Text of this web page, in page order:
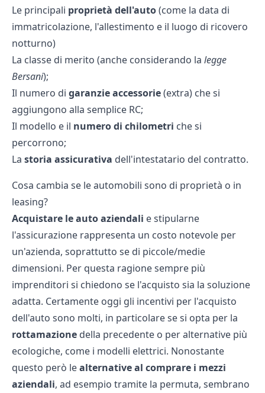
Le principali proprietà dell'auto(come la data di
immatricolazione, l'allestimento e il luogo di ricovero
notturno)
La classe di merito (anche considerando la legge
Bersani);
Il numero di garanzie accessorie(extra) che si
aggiungono alla semplice RC;
Il modello e il numero di chilometri che si
percorrono;
La storia assicurativa dell'intestatario del contratto.
Cosa cambia se le automobili sono di proprietà o in
leasing?
Acquistare le auto aziendali e stipularne
l'assicurazione rappresenta un costo notevole per
un'azienda, soprattutto se di piccole/medie
dimensioni. Per questa ragione sempre più
imprenditori si chiedono se l'acquisto sia la soluzione
adatta. Certamente oggi gli incentivi per l'acquisto
dell'auto sono molti, in particolare se si opta per la
rottamazione della precedente o per alternative più
ecologiche, come i modelli elettrici. Nonostante
questo però lealternative al comprare i mezzi
aziendali, ad esempio tramite la permuta, sembrano